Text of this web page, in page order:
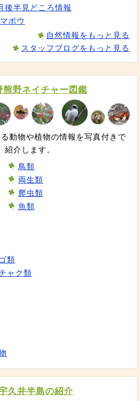
後半見どころ情報
ボウ
自然情報をもっと見る
スタッフブログをもっと見る
熊野ネイチャー図鑑
動物や植物の情報を写真付きで
紹介します。
鳥類
両生類
爬虫類
魚類
類
ャク類
久井半島の紹介